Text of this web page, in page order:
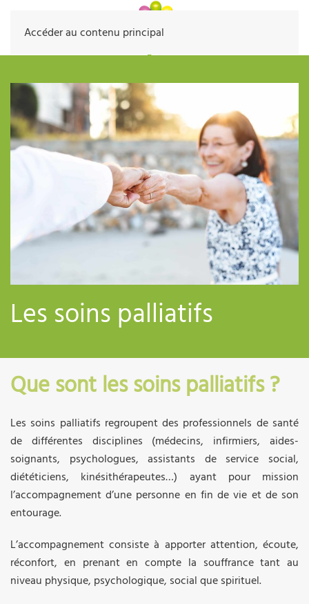
Accéder au contenu principal
Les soins palliatifs
Que sont les soins palliatifs ?
Les soins palliatifs regroupent des professionnels de santé
de différentes disciplines (médecins, infirmiers, aides-
soignants, psychologues, assistants de service social,
diététiciens, kinésithérapeutes…) ayant pour mission
l’accompagnement d’une personne en fin de vie et de son
entourage.
L’accompagnement consiste à apporter attention, écoute,
réconfort, en prenant en compte la souffrance tant au
niveau physique, psychologique, social que spirituel.